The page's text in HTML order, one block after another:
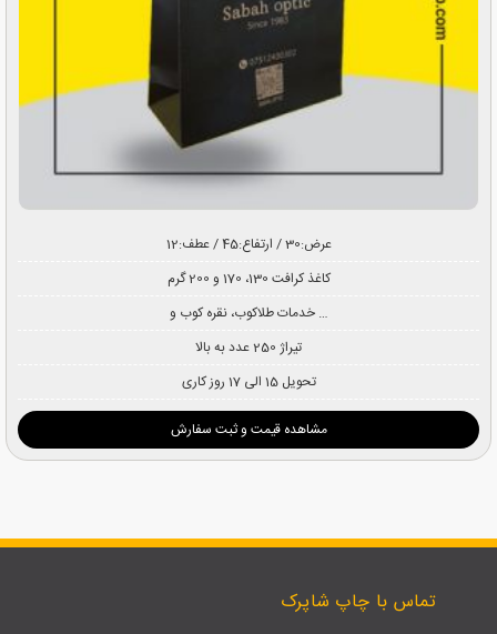
عرض:30 / ارتفاع:45 / عطف:12
کاغذ کرافت 130، 170 و 200 گرم
خدمات طلاکوب، نقره کوب و …
تیراژ 250 عدد به بالا
تحویل 15 الی 17 روز کاری
مشاهده قیمت و ثبت سفارش
تماس با چاپ شاپرک